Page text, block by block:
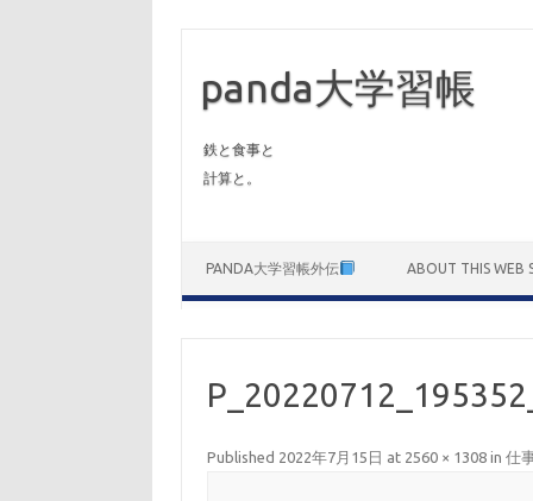
panda大学習帳
鉄と食事と
計算と。
PANDA大学習帳外伝 ABOUT THIS WEB
Published 2022年7月15日 at 2560 × 1308in 仕